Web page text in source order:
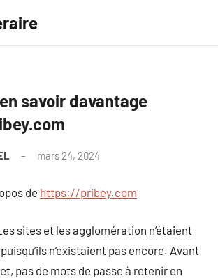
savoir davantage
mars 24, 2024
de https://pribey.com
sites et les agglomération n’étaient
n’existaient pas encore. Avant
pas de mots de passe à retenir en